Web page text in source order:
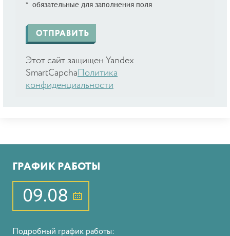
* обязательные для заполнения поля
Этот сайт защищен Yandex
SmartCapcha Политика
конфиденциальности
ГРАФИК РАБОТЫ
09.08
Подробный график работы: